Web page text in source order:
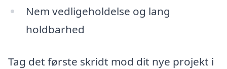
Nem vedligeholdelse og lang
holdbarhed
Tag det første skridt mod dit nye projekt i